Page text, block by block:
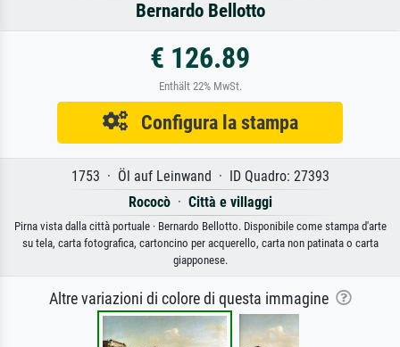
Bernardo Bellotto
€ 126.89
Enthält 22% MwSt.
Configura la stampa
1753 · Öl auf Leinwand · ID Quadro: 27393
Rococò· Città e villaggi
Pirna vista dalla città portuale · Bernardo Bellotto. Disponibile come stampa d'arte
su tela, carta fotografica, cartoncino per acquerello, carta non patinata o carta
giapponese.
Altre variazioni di colore di questa immagine